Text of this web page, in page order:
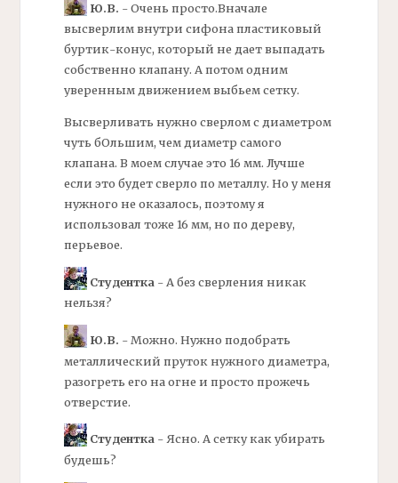
Ю.В. - Очень просто.Вначале
высверлим внутри сифонапластиковый
буртик-конус, который не дает выпадать
собственно клапану. А потом одним
уверенным движением выбьем сетку.
Высверливать нужно сверлом с диаметром
чуть бОльшим, чем диаметр самого
клапана. В моем случае это 16 мм. Лучше
если это будет сверло по металлу. Но у меня
нужного не оказалось, поэтому я
использовал тоже 16 мм, но по дереву,
перьевое.
Студентка- А без сверления никак
нельзя?
Ю.В. - Можно. Нужно подобрать
металлический пруток нужного диаметра,
разогреть его на огне и просто прожечь
отверстие.
Студентка- Ясно. А сетку как убирать
будешь?